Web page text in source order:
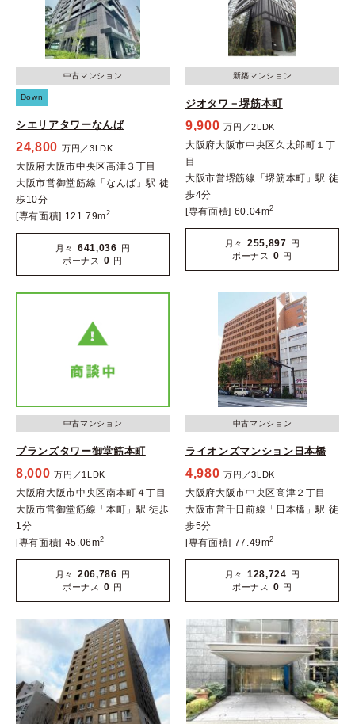
中古マンション
Down
シエリアタワーなんば
24,800 万円／3LDK
大阪府大阪市中央区高津３丁目
大阪市営御堂筋線「なんば」駅 徒
歩10分
[専有面積] 121.79m2
月々 641,036 円
ボーナス
0 円
新築マンション
ジオタワ－堺筋本町
9,900 万円／2LDK
大阪府大阪市中央区久太郎町１丁
目
大阪市営堺筋線「堺筋本町」駅 徒
歩4分
[専有面積] 60.04m2
月々 255,897 円
ボーナス
0 円
中古マンション
ブランズタワー御堂筋本町
8,000 万円／1LDK
大阪府大阪市中央区南本町４丁目
大阪市営御堂筋線「本町」駅 徒歩
1分
[専有面積] 45.06m2
月々 206,786 円
ボーナス
0 円
中古マンション
ライオンズマンション日本橋
4,980 万円／3LDK
大阪府大阪市中央区高津２丁目
大阪市営千日前線「日本橋」駅 徒
歩5分
[専有面積] 77.49m2
月々 128,724 円
ボーナス
0 円